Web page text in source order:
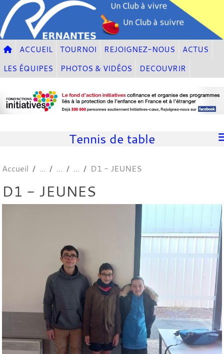
ACCUEIL TOURNOI REJOIGNEZ-NOUS
ACTUS
LES ÉQUIPES
PHOTOS & VIDÉOS DECOUVRIR
Tennis de table
Accueil D1 - JEUNES
D1 - JEUNES
Panneau de gestion des cookies